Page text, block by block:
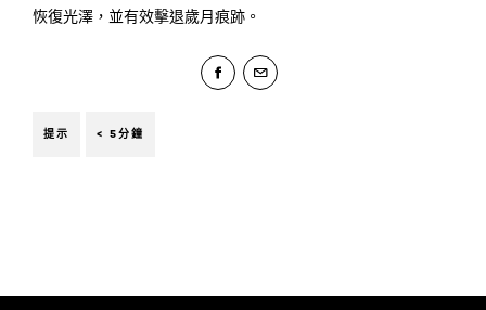
恢復光澤，並有效擊退歲月痕跡。
提示 < 5分鐘